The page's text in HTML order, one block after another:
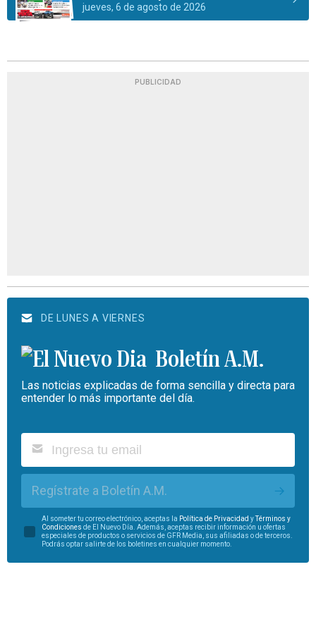
jueves, 6 de agosto de 2026
PUBLICIDAD
DE LUNES A VIERNES
Boletín A.M.
Las noticias explicadas de forma sencilla y directa para
entender lo más importante del día.
Regístrate a Boletín A.M.
Al someter tu correo electrónico, aceptas la Política de Privacidad y
Términos y
Condiciones de El Nuevo Día. Además, aceptas recibir información u ofertas
especiales de productos o servicios de GFR Media, sus afiliadas o de terceros.
Podrás optar salirte de los boletines en cualquier momento.